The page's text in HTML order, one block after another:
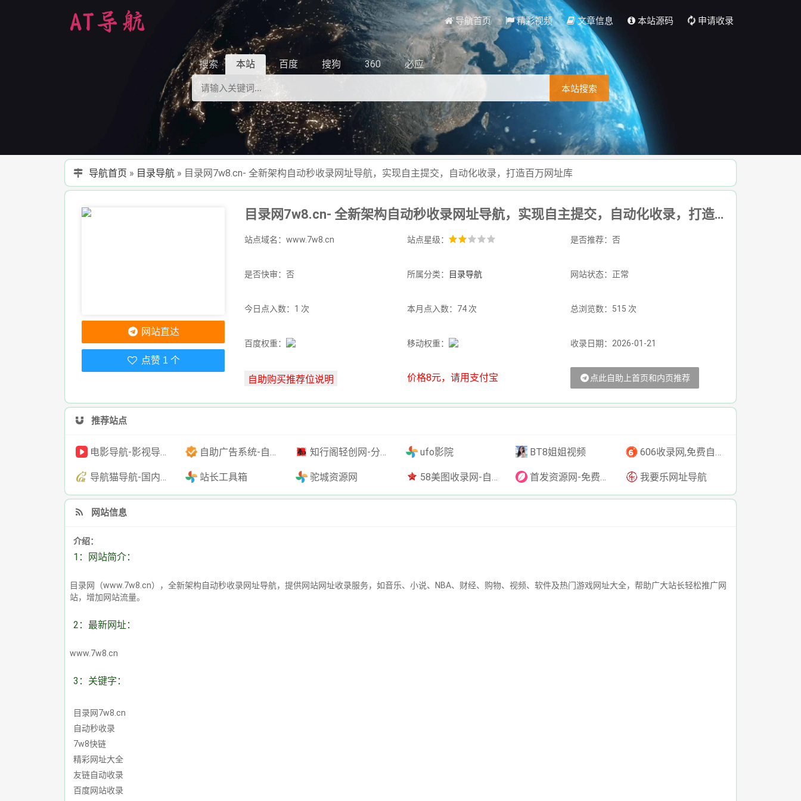
导航首页 精彩视频 文章信息 本站源码 申请收录
搜索 本站 百度 搜狗 360 必应
本站搜索
导航首页 » 目录导航 » 目录网7w8.cn- 全新架构自动秒收录网址导航，实现自主提交，自动化收录，打造百万网址库
目录网7w8.cn- 全新架构自动秒收录网址导航，实现自主提交，自动化收录，打造百万网址库
站点域名：www.7w8.cn 站点星级： 是否推荐：否
是否快审：否 所属分类： 目录导航 网站状态：正常
今日点入数：1 次 本月点入数：74 次 总浏览数：515 次
百度权重： 移动权重： 收录日期：2026-01-21
价格8元，请用支付宝 点此自助上首页和内页推荐
网站直达
点赞 1 个
推荐站点
电影导航-影视导航-电影搜索-影视搜索-电影站收录 自助广告系统-自助广告源码-自助投放广告插件 知行阁轻创网-分享网络赚钱项目-全网首发副业项目实操平台-副业创业项目网 ufo影院 BT8姐姐视频 606收录网,免费自动秒收录网址,提供自动收录,网站导航大全源码,自动链,友情链接交换。
导航猫导航-国内专业的技术资源网分类平台 站长工具箱 驼城资源网 58美图收录网-自动收录网站-流量交换-自动链 首发资源网-免费资源下载-最新php源码下载-热门资源下载 我要乐网址导航
网站信息
介绍：
1：网站简介：
目录网（www.7w8.cn），全新架构自动秒收录网址导航，提供网站网址收录服务，如音乐、小说、NBA、财经、购物、视频、软件及热门游戏网址大全，帮助广大站长轻松推广网
站，增加网站流量。
2：最新网址：
www.7w8.cn
3：关键字：
目录网7w8.cn
自动秒收录
7w8快链
精彩网址大全
友链自动收录
百度网站收录